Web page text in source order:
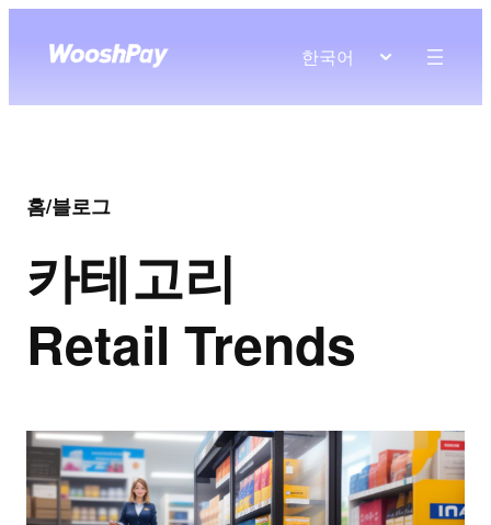
한국어
홈/블로그
카테고리
Retail Trends